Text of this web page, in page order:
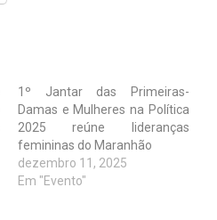
1º Jantar das Primeiras-
Damas e Mulheres na Política
2025 reúne lideranças
femininas do Maranhão
dezembro 11, 2025
Em "Evento"